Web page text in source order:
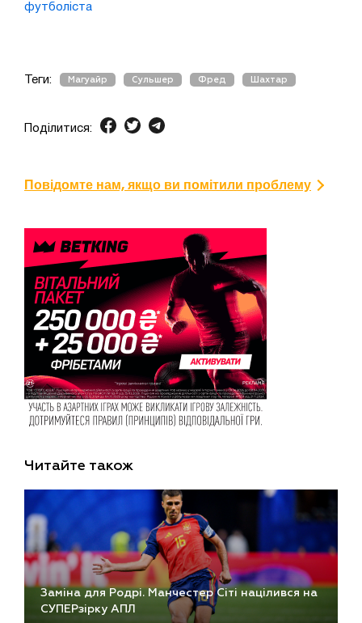
футболіста
Теги: Магуайр Сульшер Фред Шахтар
Поділитися:
Повідомте нам, якщо ви помітили проблему
Читайте також
Заміна для Родрі. Манчестер Сіті націлився на
СУПЕРзірку АПЛ